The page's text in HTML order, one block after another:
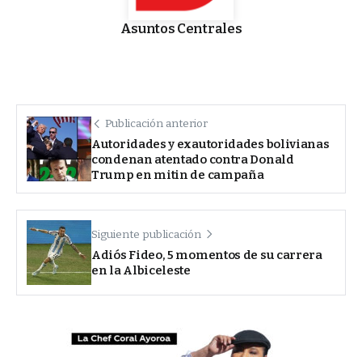
Asuntos Centrales
Publicación anterior
Autoridades y exautoridades bolivianas
condenan atentado contra Donald
Trump en mitin de campaña
Siguiente publicación
Adiós Fideo, 5 momentos de su carrera
en la Albiceleste